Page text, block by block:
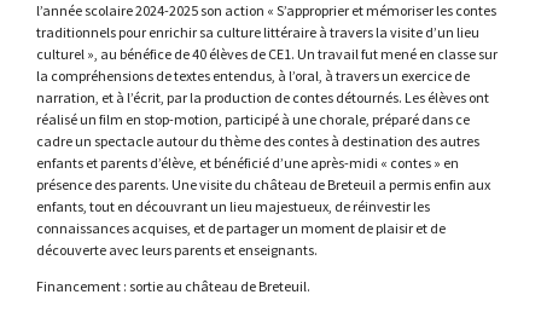
l’année scolaire 2024-2025 son action « S’approprier et mémoriser les contes
traditionnels pour enrichir sa culture littéraire à travers la visite d’un lieu
culturel », au bénéfice de 40 élèves de CE1. Un travail fut mené en classe sur
la compréhensions de textes entendus, à l’oral, à travers un exercice de
narration, et à l’écrit, par la production de contes détournés. Les élèves ont
réalisé un film en stop-motion, participé à une chorale, préparé dans ce
cadre un spectacle autour du thème des contes à destination des autres
enfants et parents d’élève, et bénéficié d’une après-midi « contes » en
présence des parents. Une visite du château de Breteuil a permis enfin aux
enfants, tout en découvrant un lieu majestueux, de réinvestir les
connaissances acquises, et de partager un moment de plaisir et de
découverte avec leurs parents et enseignants.
Financement : sortie au château de Breteuil.